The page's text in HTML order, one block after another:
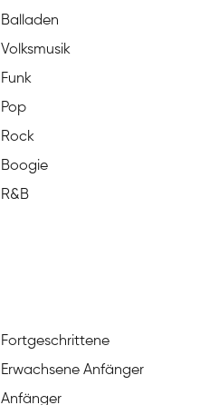
Balladen
Volksmusik
Funk
Pop
Rock
Boogie
R&B
Fortgeschrittene
Erwachsene Anfänger
Anfänger